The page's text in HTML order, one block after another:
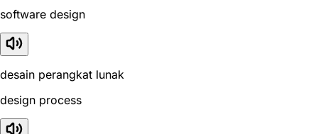
software design
desain perangkat lunak
design process